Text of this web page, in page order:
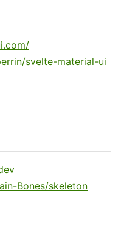
svelte-material-ui
Bones/skeleton